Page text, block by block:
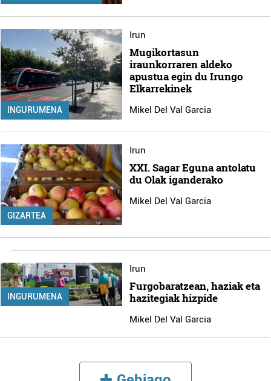
INGURUMENA
Irun
Mugikortasun
iraunkorraren aldeko
apustua egin du Irungo
Elkarrekinek
Mikel Del Val Garcia
GIZARTEA
Irun
XXI. Sagar Eguna antolatu
du Olak iganderako
Mikel Del Val Garcia
INGURUMENA
Irun
Furgobaratzean, haziak eta
hazitegiak hizpide
Mikel Del Val Garcia